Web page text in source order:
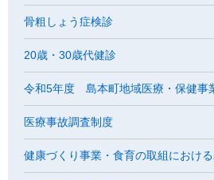
骨粗しょう症検診
20歳・30歳代健診
令和5年度 島本町地域医療・保健事
医療事故調査制度
健康づくり事業・食育の取組におけ